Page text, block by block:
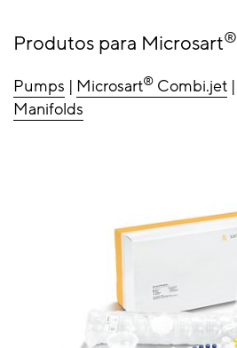
Produtos para Microsart®
Pumps | Microsart® Combi.jet |
Manifolds